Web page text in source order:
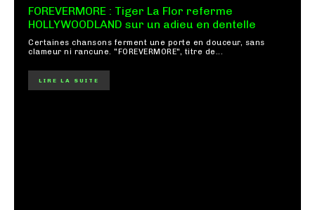
FOREVERMORE : Tiger La Flor referme
HOLLYWOODLAND sur un adieu en dentelle
Certaines chansons ferment une porte en douceur, sans
clameur ni rancune. "FOREVERMORE", titre de...
LIRE LA SUITE